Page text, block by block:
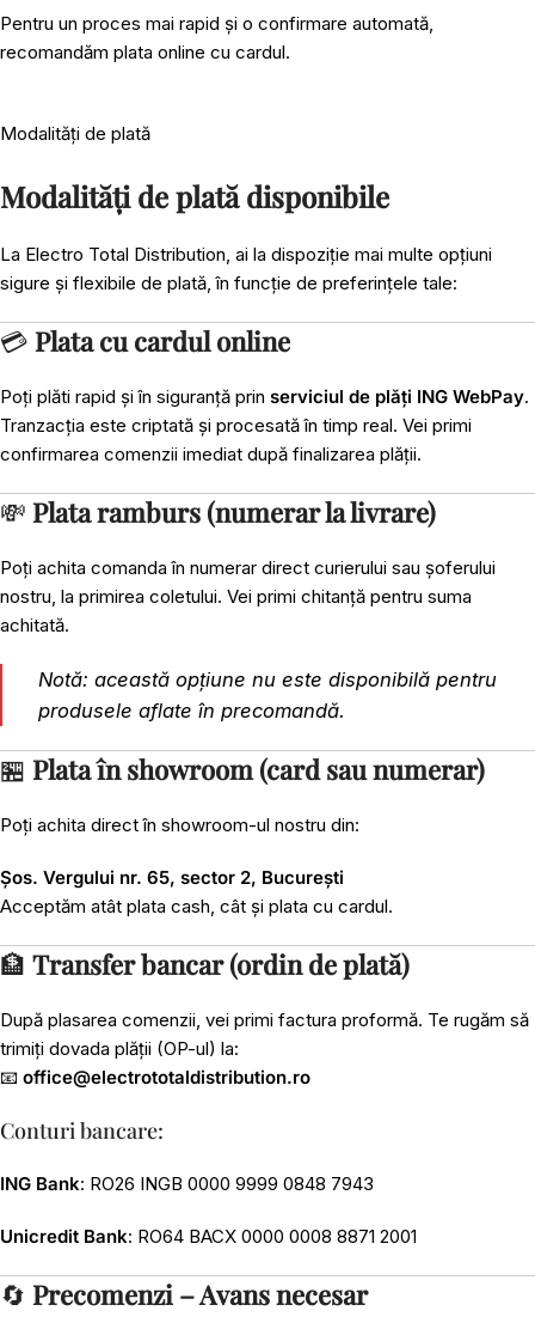
Pentru un proces mai rapid și o confirmare automată,
recomandăm plata online cu cardul.
Modalități de plată
Modalități de plată disponibile
La Electro Total Distribution, ai la dispoziție mai multe opțiuni
sigure și flexibile de plată, în funcție de preferințele tale:
💳 Plata cu cardul online
Poți plăti rapid și în siguranță prin serviciul de plăți ING WebPay.
Tranzacția este criptată și procesată în timp real. Vei primi
confirmarea comenzii imediat după finalizarea plății.
💸 Plata ramburs (numerar la livrare)
Poți achita comanda în numerar direct curierului sau șoferului
nostru, la primirea coletului. Vei primi chitanță pentru suma
achitată.
Notă: această opțiune nu este disponibilă pentru
produsele aflate în precomandă.
🏪 Plata în showroom (card sau numerar)
Poți achita direct în showroom-ul nostru din:
Șos. Vergului nr. 65, sector 2, București
Acceptăm atât plata cash, cât și plata cu cardul.
🏦 Transfer bancar (ordin de plată)
După plasarea comenzii, vei primi factura proformă. Te rugăm să
trimiți dovada plății (OP-ul) la:
📧 office@electrototaldistribution.ro
Conturi bancare:
ING Bank: RO26 INGB 0000 9999 0848 7943
Unicredit Bank: RO64 BACX 0000 0008 8871 2001
🔄 Precomenzi – Avans necesar